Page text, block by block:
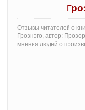
Отзывы читателей о
Грозного, автор:
мнения людей о